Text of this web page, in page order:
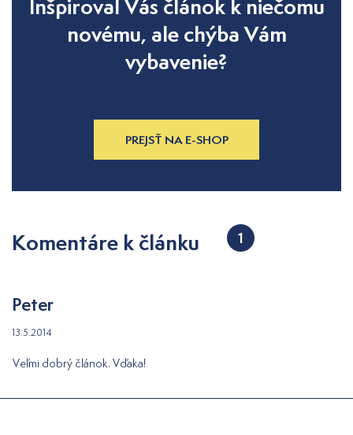
Inšpiroval Vás článok k niečomu
novému, ale chýba Vám
vybavenie?
PREJSŤ NA E-SHOP
Komentáre k článku 1
Peter
13.5.2014
Veľmi dobrý článok. Vďaka!